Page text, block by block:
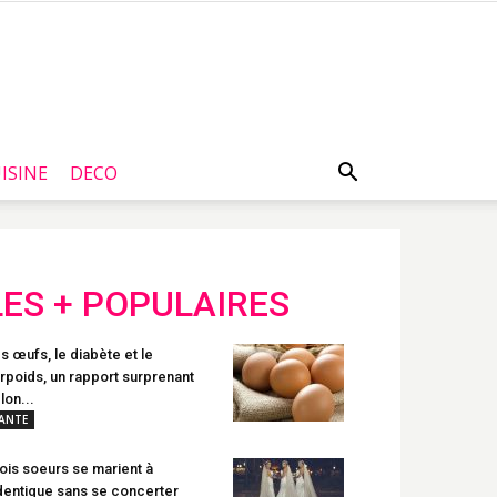
DECO
+ POPULAIRES
œufs, le diabète et le
un rapport surprenant
soeurs se marient à
sans se concerter